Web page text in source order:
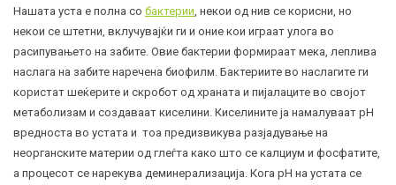
Нашата уста е полна со бактерии , некои од нив се корисни, но
некои се штетни, вклучувајќи ги и оние кои играат улога во
расипувањето на забите. Овие бактерии формираат мека, леплива
наслага на забите наречена биофилм. Бактериите во наслагите ги
користат шеќерите и скробот од храната и пијалаците во својот
метаболизам и создаваат киселини. Киселините ја намалуваат pH
вредноста во устата и тоа предизвикува разјадување на
неорганските материи од глеѓта како што се калциум и фосфатите,
а процесот се нарекува деминерализација. Кога pH на устата се